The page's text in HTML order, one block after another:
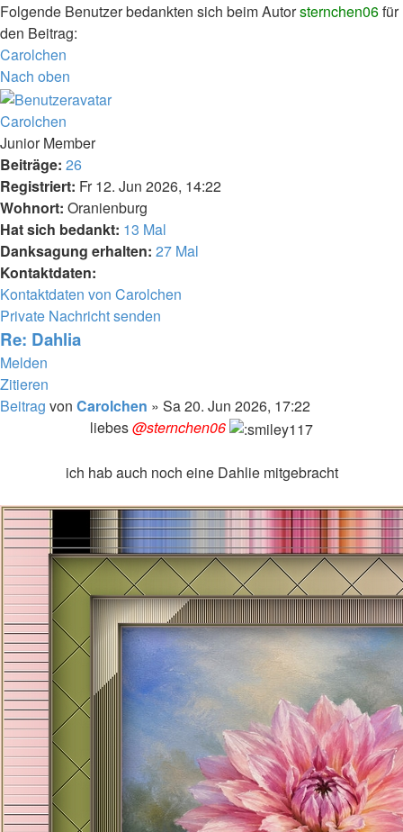
Folgende Benutzer bedankten sich beim Autorsternchen06für
den Beitrag:
Carolchen
Nach oben
Carolchen
Junior Member
Beiträge: 26
Registriert: Fr 12. Jun 2026, 14:22
Wohnort: Oranienburg
Hat sich bedankt: 13 Mal
Danksagung erhalten: 27 Mal
Kontaktdaten:
Kontaktdaten von Carolchen
Private Nachricht senden
Re: Dahlia
Melden
Zitieren
Beitrag von Carolchen » Sa 20. Jun 2026, 17:22
liebes@sternchen06
ich hab auch noch eine Dahlie mitgebracht